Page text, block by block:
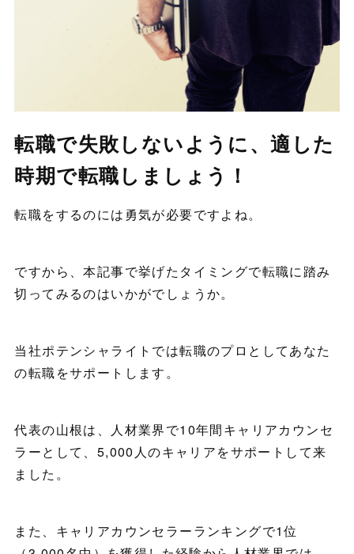
転職で失敗しないように、適した
時期で転職しましょう！
転職をするのには勇気が必要ですよね。
ですから、本記事で挙げたタイミングで転職に踏み
切ってみるのはいかがでしょうか。
当社ポテンシャライトでは転職のプロとしてあなた
の転職をサポートします。
代表の山根は、人材業界で10年間キャリアカウンセ
ラーとして、5,000人のキャリアをサポートして来
ました。
また、キャリアカウンセラーランキングで1位